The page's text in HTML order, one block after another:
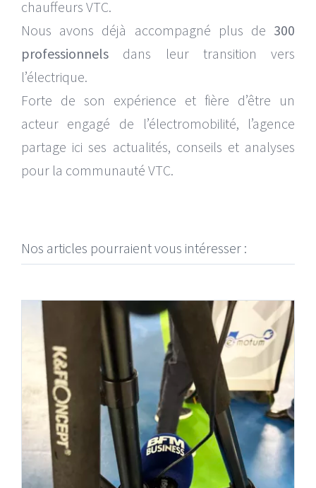
chauffeurs VTC.
Nous avons déjà accompagné plus de 300
professionnelsdans leur transition vers
l’électrique.
Forte de son expérience et fière d’être un
acteur engagé de l’électromobilité, l’agence
partage ici ses actualités, conseils et analyses
pour la communauté VTC.
Nos articles pourraient vous intéresser :